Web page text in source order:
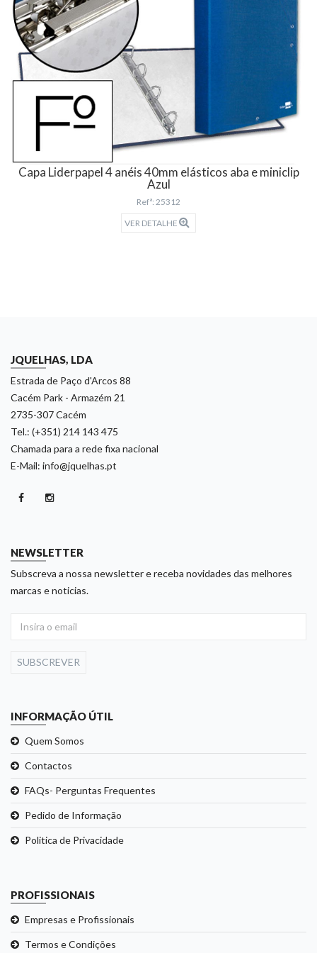
Capa Liderpapel 4 anéis 40mm elásticos aba e miniclip
Azul
Refª: 25312
VER DETALHE
JQUELHAS, LDA
Estrada de Paço d'Arcos 88
Cacém Park - Armazém 21
2735-307 Cacém
Tel.: (+351) 214 143 475
Chamada para a rede fixa nacional
E-Mail: info@jquelhas.pt
NEWSLETTER
Subscreva a nossa newsletter e receba novidades das melhores
marcas e noticias.
SUBSCREVER
INFORMAÇÃO ÚTIL
Quem Somos
Contactos
FAQs- Perguntas Frequentes
Pedido de Informação
Politica de Privacidade
PROFISSIONAIS
Empresas e Profissionais
Termos e Condições